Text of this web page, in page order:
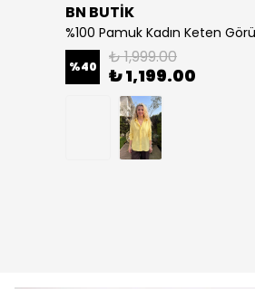
BN BUTİK
%40 ₺ 1,999.00
₺ 1,199.00